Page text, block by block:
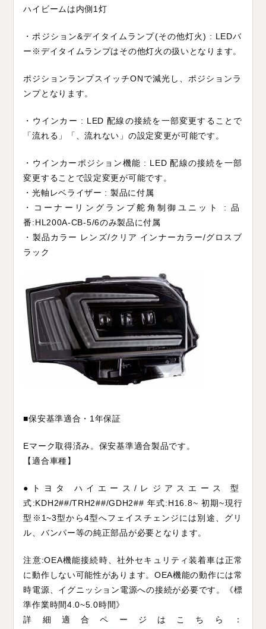
ハイビームは内側1灯
・ポジション&デイタイムランプ(その他灯火) : LEDバ
ー※デイタイムランプはその他灯火の扱いとなります。
ポジションランプスイッチONで減光し、ポジションラ
ンプとなります。
・ウインカー : LED 配線の接続を一部変更することで
「流れる」「、流れない」の設定変更が可能です。
・ウインカーポジション機能 : LED 配線の接続を一部
変更することで設定変更が可能です。
・光軸レベライザー : 製品に付属
・コーナーリングランプ舵角制御ユニット : 品
番:HL200A-CB-5/6のみ製品に付属
・製品カラー レンズ/クリア インナーカラー/グロスブ
ラック
■保安基準適合・1年保証
Eマーク取得済み。保安基準適合製品です。
【適合車種】
●トヨタ ハイエース/レジアスエース 型
式:KDH2##/TRH2##/GDH2## 年式:H16.8~ 初期~現行
型※1~3型から4型へフェイスチェンジには別途、グリ
ル、バンパー等の純正部品が必要となります。
注意:OEA機能接続時、社外セキュリティ装着車は正常
に動作しない可能性があります。OEA機能の動作には常
時電源、イグニッション電源への接続が必要です。《標
準作業時間4.0~5.0時間》
詳細適合ページはこちら：